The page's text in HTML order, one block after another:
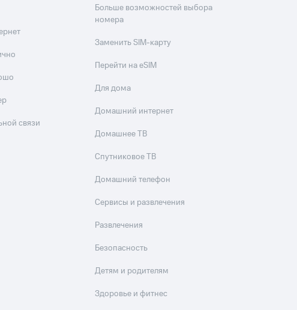
связи
Больше возможностей выбора
номера
Заменить SIM-карту
Перейти на eSIM
Для дома
Домашний интернет
Домашнее ТВ
Спутниковое ТВ
Домашний телефон
Сервисы и развлечения
Развлечения
Безопасность
Детям и родителям
Здоровье и фитнес